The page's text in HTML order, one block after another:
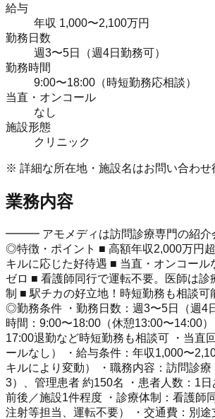
給与
年収 1,000〜2,100万円
勤務日数
週3〜5日（週4日勤務可）
勤務時間
9:00〜18:00（時短勤務応相談）
当直・オンコール
なし
施設形態
クリニック
※ 詳細な所在地・施設名はお問い合わせ
業務内容
━━━ アモメディは訪問診療専門の紹
◎特徴・ポイント ■ 高額年収2,000万円
キルに応じた好待遇 ■ 当直・オンコール
ゼロ ■ 看護師同行で運転不要。医師は診
制 ■ 駅チカの好立地！時短勤務も相談可
◎勤務条件 ・勤務日数：週3〜5日（週4
時間：9:00〜18:00（休憩13:00〜14:00
17:00退勤など時短勤務も相談可 ・当直
ールなし） ・給与条件：年収1,000〜
キルにより変動） ・職務内容：訪問診
3）、管理患者 約150名 ・患者人数：1
前後／施設1件程度 ・診療体制：看護師
注射等担当、運転不要） ・交通費：別途